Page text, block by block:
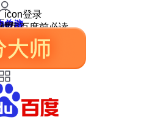
登录
关注
收藏
中心
反馈
置用百度前必读